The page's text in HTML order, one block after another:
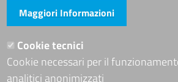
Visite totali al portale: 4011908
Siti tematici
ADRION PROGRAMME
Maggiori Informazioni
Cookie tecnici
Cookie necessari per il
analitici anonimizzati